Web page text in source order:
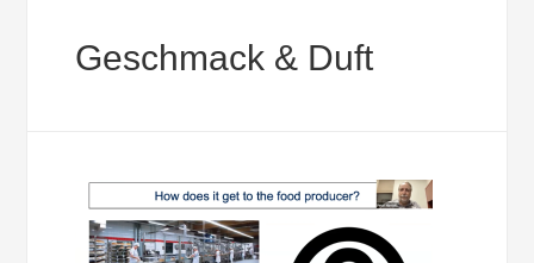
Geschmack & Duft